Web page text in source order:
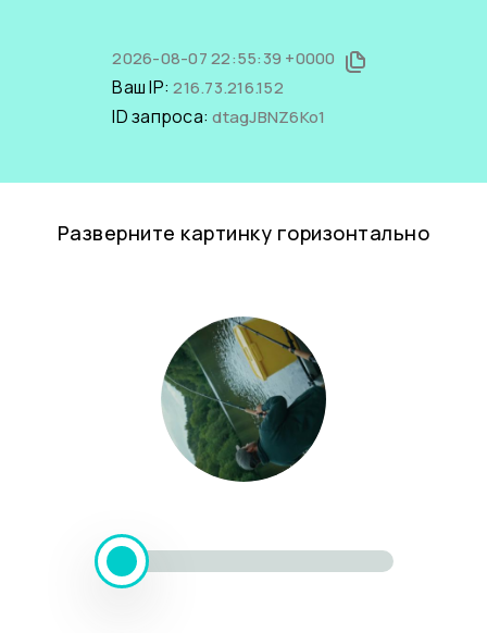
2026-08-07 22:55:39 +0000
Ваш IP:216.73.216.152
ID запроса:dtagJBNZ6Ko1
Разверните картинку горизонтально